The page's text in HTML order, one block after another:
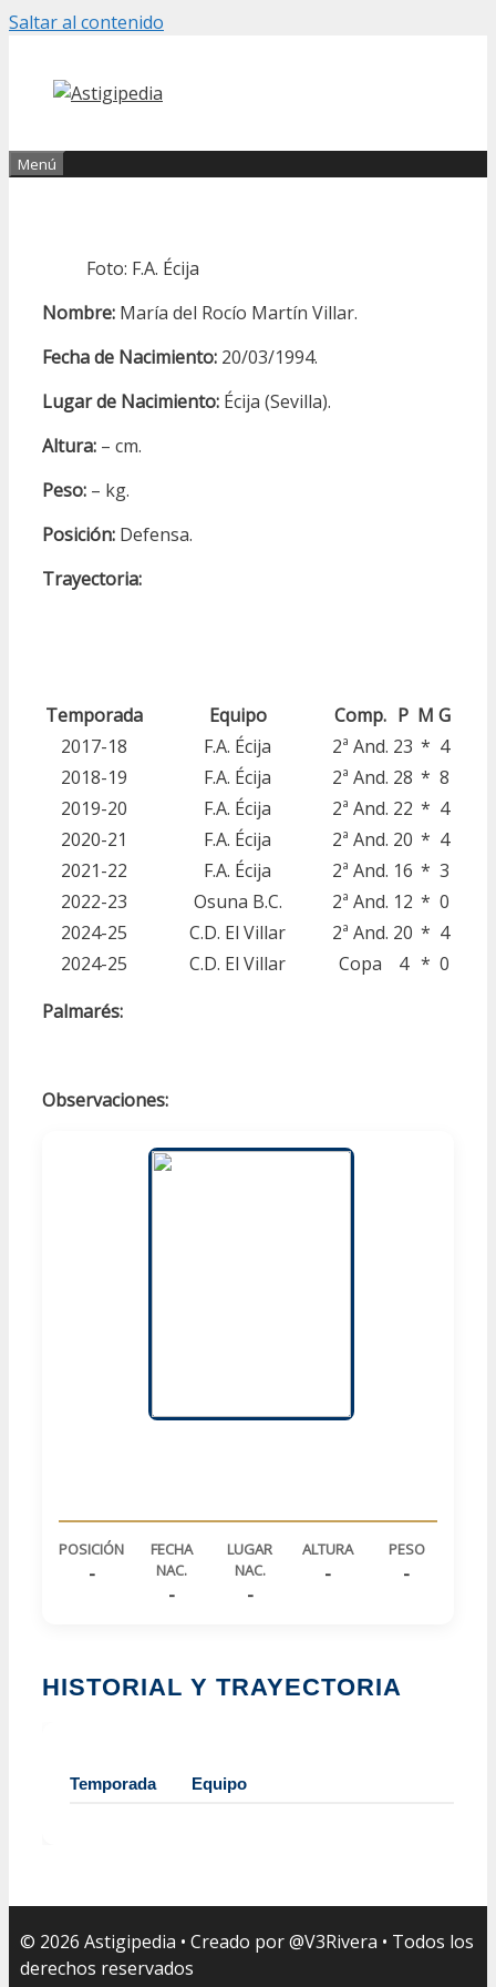
Saltar al contenido
Menú
Foto: F.A. Écija
Nombre: María del Rocío Martín Villar.
Fecha de Nacimiento: 20/03/1994.
Lugar de Nacimiento: Écija (Sevilla).
Altura: – cm.
Peso: – kg.
Posición: Defensa.
Trayectoria:
Temporada Equipo Comp. P M G
2017-18
F.A. Écija 2ª And. 23 * 4
2018-19
F.A. Écija 2ª And. 28 * 8
2019-20
F.A. Écija 2ª And. 22 * 4
2020-21
F.A. Écija 2ª And. 20 * 4
2021-22
F.A. Écija 2ª And. 16 * 3
2022-23
Osuna B.C. 2ª And. 12 * 0
2024-25
C.D. El Villar 2ª And. 20 * 4
2024-25
C.D. El Villar Copa 4 * 0
Palmarés:
Observaciones:
POSICIÓN
-
FECHA
NAC.
-
LUGAR
NAC.
-
ALTURA
-
PESO
-
HISTORIAL Y TRAYECTORIA
Temporada Equipo
© 2026 Astigipedia • Creado por @V3Rivera • Todos los
derechos reservados